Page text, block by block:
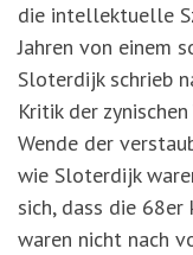
die intellektuelle
Jahren von einem
Sloterdijk schrieb
Kritik der
Wende der
wie Sloterdijk
sich, dass die 68er
waren nicht nach